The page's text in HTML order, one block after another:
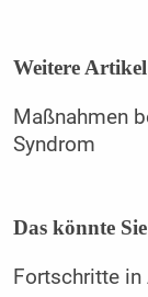
Weitere
Maßnahmen
Syndrom
Das könnte
Fortschritte in